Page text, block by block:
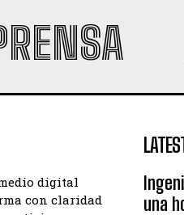
digital
con claridad
una